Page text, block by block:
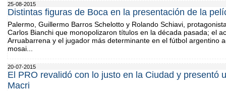
25-08-2015
Distintas figuras de Boca en la presentación de la
Palermo, Guillermo Barros Schelotto y Rolando Schiavi,
Carlos Bianchi que monopolizaron títulos en la década pasada; el
Arruabarrena y el jugador más determinante en el fútbol argentino
mosai...
20-07-2015
El PRO revalidó con lo justo en la Ciudad y presentó
Macri